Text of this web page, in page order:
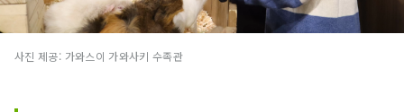
사진 제공: 가와스이 가와사키 수족관